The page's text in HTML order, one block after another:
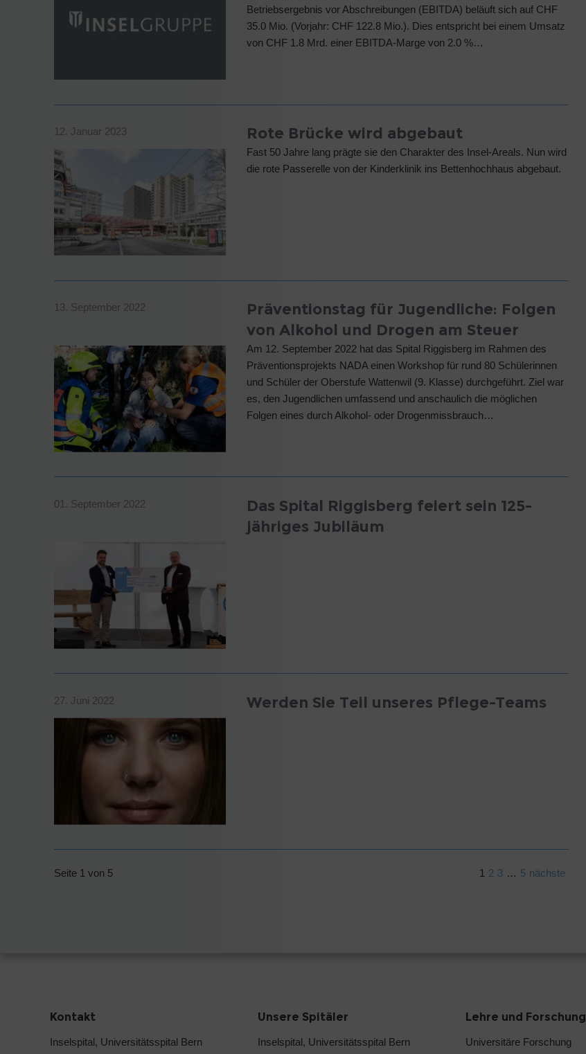
Betriebsergebnis vor Abschreibungen (EBITDA) beläuft sich auf CHF
35.0 Mio. (Vorjahr: CHF 122.8 Mio.). Dies entspricht bei einem Umsatz
von CHF 1.8 Mrd. einer EBITDA-Marge von 2.0 %…
12. Januar 2023 Rote Brücke wird abgebaut
Fast 50 Jahre lang prägte sie den Charakter des Insel-Areals. Nun wird
die rote Passerelle von der Kinderklinik ins Bettenhochhaus abgebaut.
13. September 2022
Präventionstag für Jugendliche: Folgen
von Alkohol und Drogen am Steuer
Am 12. September 2022 hat das Spital Riggisberg im Rahmen des
Präventionsprojekts NADA einen Workshop für rund 80 Schülerinnen
und Schüler der Oberstufe Wattenwil (9. Klasse) durchgeführt. Ziel war
es, den Jugendlichen umfassend und anschaulich die möglichen
Folgen eines durch Alkohol- oder Drogenmissbrauch…
01. September 2022
Das Spital Riggisberg feiert sein 125-
jähriges Jubiläum
27. Juni 2022 Werden Sie Teil unseres Pflege-Teams
Seite 1 von 5 1 2 3 … 5 nächste
Kontakt
Inselspital, Universitätsspital Bern
Unsere Spitäler
Inselspital, Universitätsspital Bern
Lehre und Forschung
Universitäre Forschung